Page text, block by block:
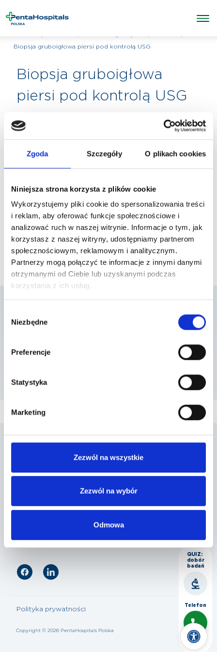
Zgoda Szczegóły O plikach cookies
Niniejsza strona korzysta z plików cookie
Wykorzystujemy pliki cookie do spersonalizowania treści
i reklam, aby oferować funkcje społecznościowe i
analizować ruch w naszej witrynie. Informacje o tym, jak
korzystasz z naszej witryny, udostępniamy partnerom
społecznościowym, reklamowym i analitycznym.
Partnerzy mogą połączyć te informacje z innymi danymi
otrzymanymi od Ciebie lub uzyskanymi podczas
korzystania z ich usług.
zgody
Niezbędne
Preferencje
Statystyka
Marketing
Zezwól na wszystkie
Zezwól na wybór
Odmowa
Biopsja gruboigłowa piersi pod kontrolą USG
Biopsja gruboigłowa
piersi pod kontrolą USG
Lista placówek w
których usługa jest
Copyright © 2026 PentaHospitals Polska
Polityka prywatności
QUIZ:
dobór
badań
Telefon
Czat